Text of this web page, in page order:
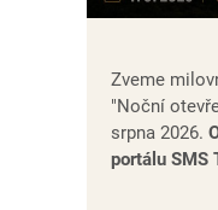
Zveme
"Noční
srpna 2026.
portálu SMS